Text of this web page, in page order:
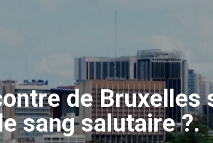
de Bruxelles
sang salutaire ?.